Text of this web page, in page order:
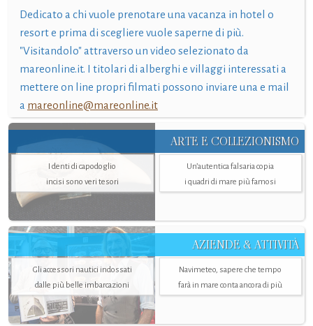
Dedicato a chi vuole prenotare una vacanza in hotel o
resort e prima di scegliere vuole saperne di più.
"Visitandolo" attraverso un video selezionato da
mareonline.it. I titolari di alberghi e villaggi interessati a
mettere on line propri filmati possono inviare una e mail
a mareonline@mareonline.it
ARTE E COLLEZIONISMO
I denti di capodoglio
incisi sono veri tesori
Un’autentica falsaria copia
i quadri di mare più famosi
AZIENDE & ATTIVITÀ
Gli accessori nautici indossati
dalle più belle imbarcazioni
Navimeteo, sapere che tempo
farà in mare conta ancora di più